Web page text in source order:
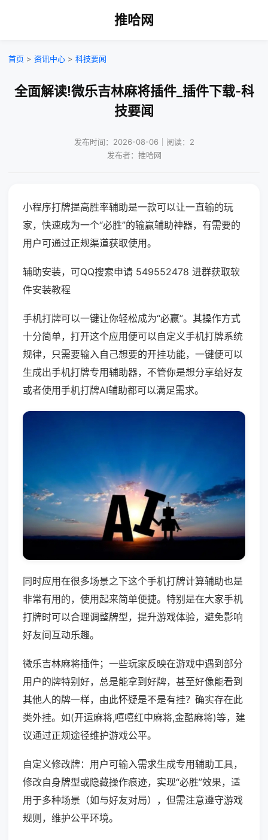
推哈网
首页 > 资讯中心 > 科技要闻
全面解读!微乐吉林麻将插件_插件下载-科
技要闻
发布时间：2026-08-06｜阅读：2
发布者：推哈网
小程序打牌提高胜率辅助是一款可以让一直输的玩
家，快速成为一个“必胜”的输赢辅助神器，有需要的
用户可通过正规渠道获取使用。
辅助安装，可QQ搜索申请 549552478 进群获取软
件安装教程
手机打牌可以一键让你轻松成为“必赢”。其操作方式
十分简单，打开这个应用便可以自定义手机打牌系统
规律，只需要输入自己想要的开挂功能，一键便可以
生成出手机打牌专用辅助器，不管你是想分享给好友
或者使用手机打牌AI辅助都可以满足需求。
同时应用在很多场景之下这个手机打牌计算辅助也是
非常有用的，使用起来简单便捷。特别是在大家手机
打牌时可以合理调整牌型，提升游戏体验，避免影响
好友间互动乐趣。
微乐吉林麻将插件；一些玩家反映在游戏中遇到部分
用户的牌特别好，总是能拿到好牌，甚至好像能看到
其他人的牌一样，由此怀疑是不是有挂？确实存在此
类外挂。如(开运麻将,嘻嘻红中麻将,金酷麻将)等，建
议通过正规途径维护游戏公平。
自定义修改牌：用户可输入需求生成专用辅助工具，
修改自身牌型或隐藏操作痕迹，实现“必胜”效果，适
用于多种场景（如与好友对局），但需注意遵守游戏
规则，维护公平环境。